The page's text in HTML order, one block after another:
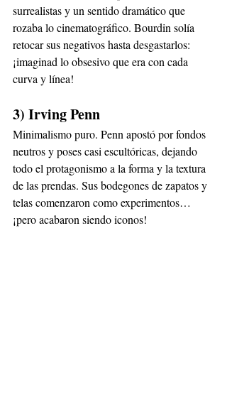
surrealistas y un sentido dramático que
rozaba lo cinematográfico. Bourdin solía
retocar sus negativos hasta desgastarlos:
¡imaginad lo obsesivo que era con cada
curva y línea!
3) Irving Penn
Minimalismo puro. Penn apostó por fondos
neutros y poses casi escultóricas, dejando
todo el protagonismo a la forma y la textura
de las prendas. Sus bodegones de zapatos y
telas comenzaron como experimentos…
¡pero acabaron siendo iconos!